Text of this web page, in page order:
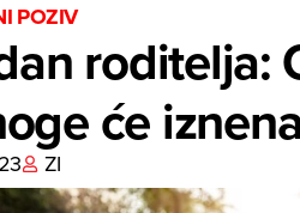
POZIV
roditelja:
će
ZI